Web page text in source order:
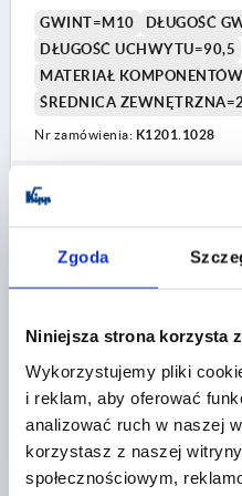
Zgoda
Niniejsza strona korzysta
Wykorzystujemy pliki
i reklam, aby oferować
analizować ruch w naszej
korzystasz z naszej
społecznościowym,
GWINT=M10
DŁUGOŚĆ
DŁUGOŚĆ UCHWYTU=90,5
MATERIAŁ
ŚREDNICA
Nr zamówienia: K1201.1028
35,10 PLN
plus VAT
K1201
REKOJESC STOZKOWA